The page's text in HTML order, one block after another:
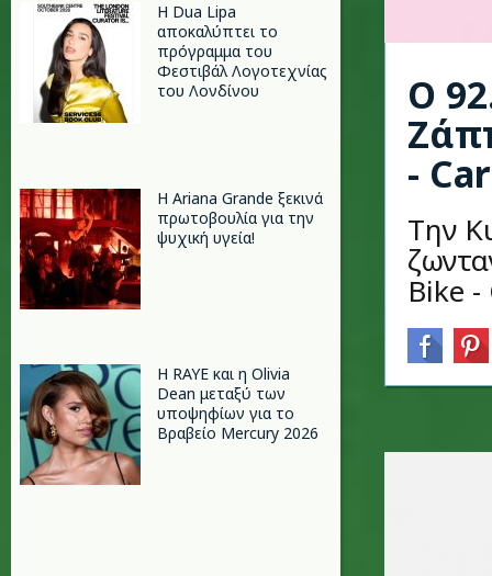
Η Dua Lipa
αποκαλύπτει το
πρόγραμμα του
Φεστιβάλ Λογοτεχνίας
του Λονδίνου
Η Ariana Grande ξεκινά
πρωτοβουλία για την
ψυχική υγεία!
Η RAYE και η Olivia
Dean μεταξύ των
υποψηφίων για το
Βραβείο Mercury 2026
Ο
-
Την
Bike -